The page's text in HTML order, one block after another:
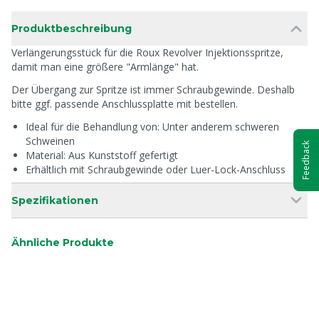
Produktbeschreibung
Verlängerungsstück für die Roux Revolver Injektionsspritze,
damit man eine größere "Armlänge" hat.
Der Übergang zur Spritze ist immer Schraubgewinde. Deshalb
bitte ggf. passende Anschlussplatte mit bestellen.
Ideal für die Behandlung von: Unter anderem schweren
Schweinen
Material: Aus Kunststoff gefertigt
Erhältlich mit Schraubgewinde oder Luer-Lock-Anschluss
Spezifikationen
Ähnliche Produkte
Feedback